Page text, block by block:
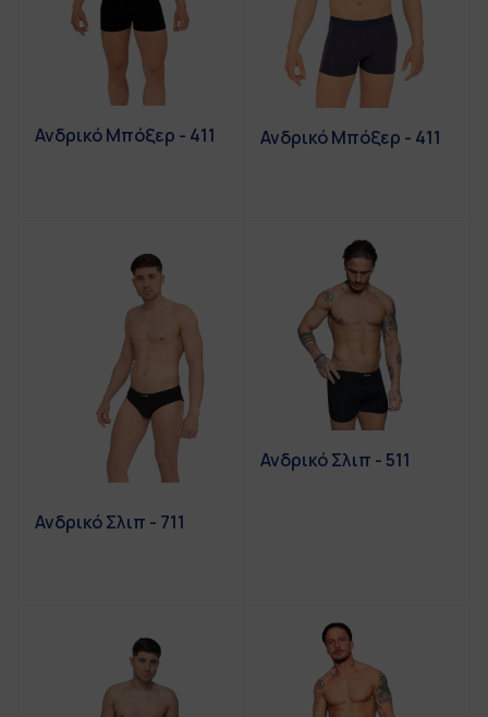
Ανδρικό Μπόξερ - 411 Ανδρικό Μπόξερ - 411
Ανδρικό Σλιπ - 711
Ανδρικό Σλιπ - 511